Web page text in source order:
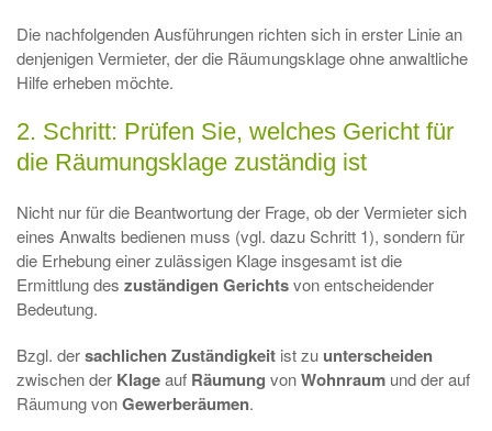
Die nachfolgenden Ausführungen richten sich in erster Linie an
denjenigen Vermieter, der die Räumungsklage ohne anwaltliche
Hilfe erheben möchte.
2. Schritt: Prüfen Sie, welches Gericht für
die Räumungsklage zuständig ist
Nicht nur für die Beantwortung der Frage, ob der Vermieter sich
eines Anwalts bedienen muss (vgl. dazu Schritt 1), sondern für
die Erhebung einer zulässigen Klage insgesamt ist die
Ermittlung des zuständigen Gerichtsvon entscheidender
Bedeutung.
Bzgl. dersachlichen Zuständigkeit ist zu unterscheiden
zwischen der Klageauf Räumung vonWohnraum und der auf
Räumung vonGewerberäumen.